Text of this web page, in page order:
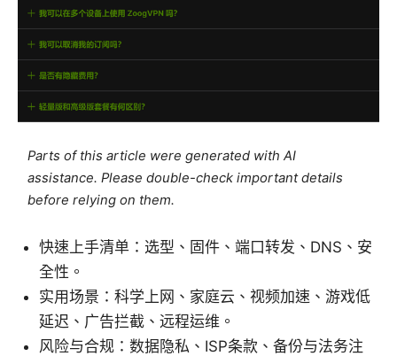
Parts of this article were generated with AI
assistance. Please double-check important details
before relying on them.
快速上手清单：选型、固件、端口转发、DNS、安
全性。
实用场景：科学上网、家庭云、视频加速、游戏低
延迟、广告拦截、远程运维。
风险与合规：数据隐私、ISP条款、备份与法务注